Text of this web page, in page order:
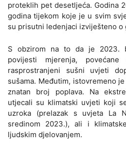
proteklih pet desetljeća. Godina
godina tijekom koje je u svim
su prisutni ledenjaci izviješteno o
S obzirom na to da je 2023.
povijesti mjerenja,
rasprostranjeni sušni uvjeti
sušama. Međutim, istovremeno
znatan broj poplava. Na
utjecali su klimatski uvjeti koji
uzroka (prelazak s uvjeta La
sredinom 2023.), ali i
ljudskim djelovanjem.